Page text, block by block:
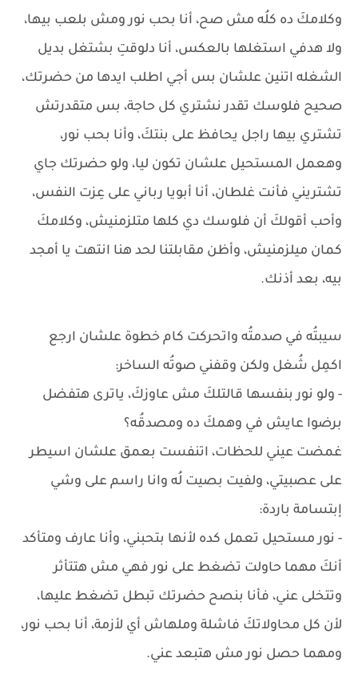
وكلامكَ ده كلُه مش صح، أنا بحب نور ومش بلعب بيها،
ولا هدفي استغلها بالعكس، أنا دلوقتِ بشتغل بديل
الشغله اتنين علشان بس أجي اطلب ايدها من حضرتك،
صحيح فلوسك تقدر نشتري كل حاجة، بس متقدرتش
تشتري بيها راجل يحافظ على بنتكَ، وأنا بحب نور،
وهعمل المستحيل علشان تكون ليا، ولو حضرتك جاي
تشتريني فأنت غلطان، أنا أبويا رباني على عِزت النفس،
وأحب أقولكَ أن فلوسك دي كلها متلزمنيش، وكلامكَ
كمان ميلزمنيش، وأظن مقابلتنا لحد هنا انتهت يا أمجد
بيه، بعد أذنك.
سيبتُه في صدمتُه واتحركت كام خطوة علشان ارجع
اكمِل شُغل ولكن وقفني صوتُه الساخر:
- ولو نور بنفسها قالتلكَ مش عاوزكَ، ياترى هتفضل
برضوا عايش في وهمكَ ده ومصدقُه؟
غمضت عيني للحظات، اتنفست بعمق علشان اسيطر
على عصبيتي، ولفيت بصيت لُه وانا راسم على وشي
إبتسامة باردة:
- نور مستحيل تعمل كده لأنها بتحبني، وأنا عارف ومتأكد
أنكَ مهما حاولت تضغط على نور فهي مش هتتأثر
وتتخلى عني، فأنا بنصح حضرتك تبطل تضغط عليها،
لأن كل محاولاتكَ فاشلة وملهاش أي لأزمة، أنا بحب نور،
ومهما حصل نور مش هتبعد عني.